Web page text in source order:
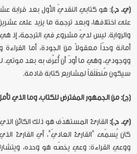
(ي. ح.): هو كتابي النقديّ الأول بعد قرابة
على اختلافها، وبعد ترجمة ما يزيد على
والرواية. ليس لديّ مشروع في الترجمة، إذ
أمانة وحدّاً معقولاً من الجودة، أما
ووجودي، وهي ما أودّ أن أُعرَّف به بعد موتي.
سيكون مُنطَلَقاً لمشاريع كتابة قادمة.
(ج): من الجمهور المفترض للكتاب، وما الذي
(ي. ح.):القارئ المستهدَف هو ذلك الكائن
كان يُسمّى "القارئ العاديّ"، أي القارئ
ووعي القراءة: وعي يخصّه هو وحده،